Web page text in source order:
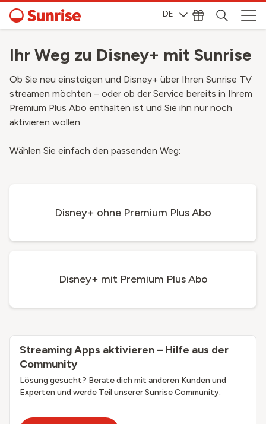
DE
Ihr Weg zu Disney+ mit Sunrise
Ob Sie neu einsteigen und Disney+ über Ihren Sunrise TV
streamen möchten – oder ob der Service bereits in Ihrem
Premium Plus Abo enthalten ist und Sie ihn nur noch
aktivieren wollen.
Wählen Sie einfach den passenden Weg:
Disney+ ohne Premium Plus Abo
Disney+ mit Premium Plus Abo
Streaming Apps aktivieren – Hilfe aus der
Community
Lösung gesucht? Berate dich mit anderen Kunden und
Experten und werde Teil unserer Sunrise Community.